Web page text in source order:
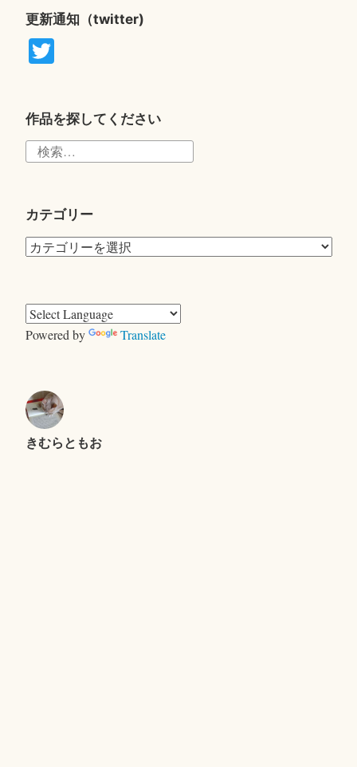
更新通知（twitter)
T
r
作品を探してください
カテゴリー
カ
リ
ー
Powered by Translate
きむらともお